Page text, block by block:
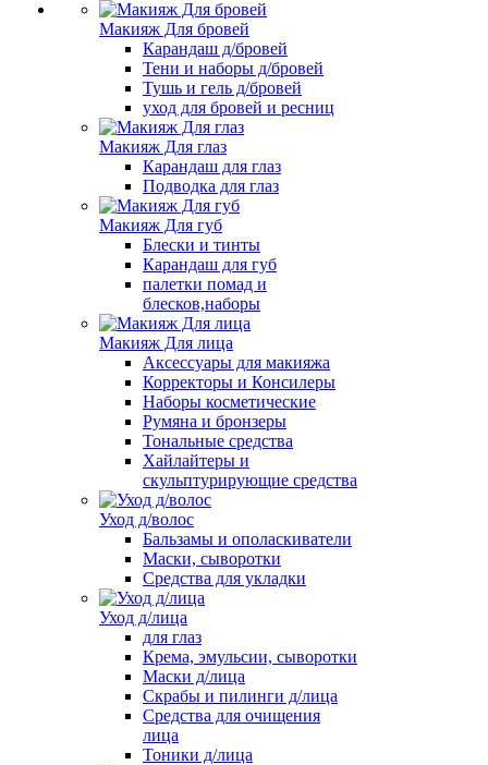
Макияж Для бровей
Карандаш д/бровей
Тени и наборы д/бровей
Тушь и гель д/бровей
уход для бровей и ресниц
Макияж Для глаз
Карандаш для глаз
Подводка для глаз
Макияж Для губ
Блески и тинты
Карандаш для губ
палетки помад и
блесков,наборы
Макияж Для лица
Аксессуары для макияжа
Корректоры и Консилеры
Наборы косметические
Румяна и бронзеры
Тональные средства
Хайлайтеры и
скульптурирующие средства
Уход д/волос
Бальзамы и ополаскиватели
Маски, сыворотки
Средства для укладки
Уход д/лица
для глаз
Крема, эмульсии, сыворотки
Маски д/лица
Скрабы и пилинги д/лица
Средства для очищения
лица
Тоники д/лица